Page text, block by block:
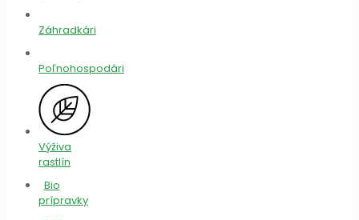
Záhradkári
Poľnohospodári
Výživa
rastlín
Bio
prípravky